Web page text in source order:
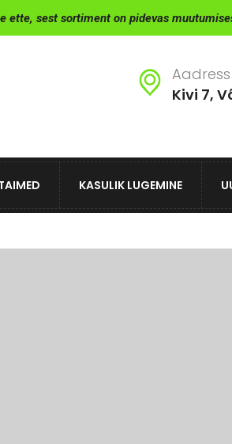
ette, sest sortiment on pidevas
Aadress
Kivi 7,
KASULIK LUGEMINE